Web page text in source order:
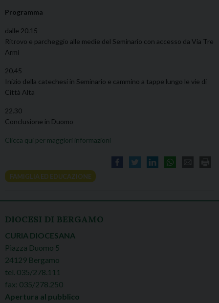
Programma
dalle 20.15
Ritrovo e parcheggio alle medie del Seminario con accesso da Via Tre
Armi
20.45
Inizio della catechesi in Seminario e cammino a tappe lungo le vie di
Città Alta
22.30
Conclusione in Duomo
Clicca qui per maggiori informazioni
FAMIGLIA ED EDUCAZIONE
DIOCESI DI BERGAMO
CURIA DIOCESANA
Piazza Duomo 5
24129 Bergamo
tel. 035/278.111
fax: 035/278.250
Apertura al pubblico